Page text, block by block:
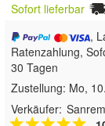
Sofort lieferbar
,
Ratenzahlung,
30 Tagen
Zustellung: Mo,
Verkäufer: